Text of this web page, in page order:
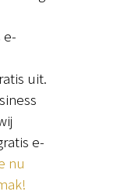
uit.
e-
nu